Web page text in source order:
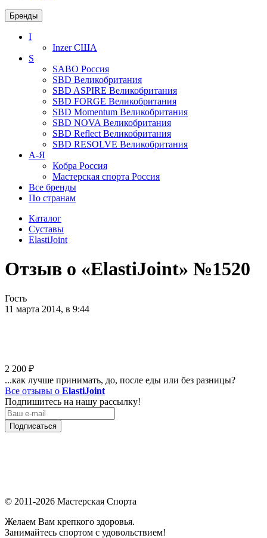
Бренды
I
InzerСША
S
SABO Россия
SBD Великобритания
SBD ASPIRE Великобритания
SBD FORGE Великобритания
SBD Momentum Великобритания
SBD NOVA Великобритания
SBD Reflect Великобритания
SBD RESOLVE Великобритания
А-Я
Кобра Россия
Мастерская спорта Россия
Все бренды
По странам
Каталог
Суставы
ElastiJoint
Отзыв о «ElastiJoint» №1520
Гость
11 марта 2014, в 9:44
2 200 ₽
...как лучше принимать, до, после еды или без разницы?
Все отзывы о ElastiJoint
Подпишитесь на нашу рассылку!
Подписаться
© 2011-2026 Мастерская Спорта
Желаем Вам крепкого здоровья.
Занимайтесь спортом с удовольствием!